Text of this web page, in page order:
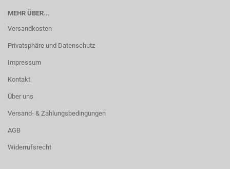
MEHR ÜBER...
Versandkosten
Privatsphäre und Datenschutz
Impressum
Kontakt
Über uns
Versand- & Zahlungsbedingungen
AGB
Widerrufsrecht